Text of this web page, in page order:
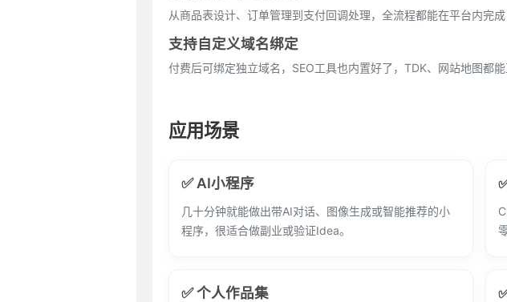
从商品表设计、订单管理到支付回调处理，全流程都能在平台内完
支持自定义域名绑定
付费后可绑定独立域名，SEO工具也内置好了，TDK、网站地图都能
应用场景
✅ AI小程序
几十分钟就能做出带AI对话、图像生成或智能推荐的小
程序，很适合做副业或验证Idea。
✅ 个人作品集